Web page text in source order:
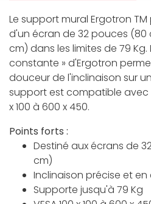
Le support mural Ergotron
d'un écran de 32 pouces (80
cm) dans les limites de 79
constante » d'Ergotron
douceur de l'inclinaison sur
support est compatible avec
x 100 à 600 x 450.
Points forts :
Destiné aux écrans de
cm)
Inclinaison précise et en
Supporte jusqu'à 79 Kg